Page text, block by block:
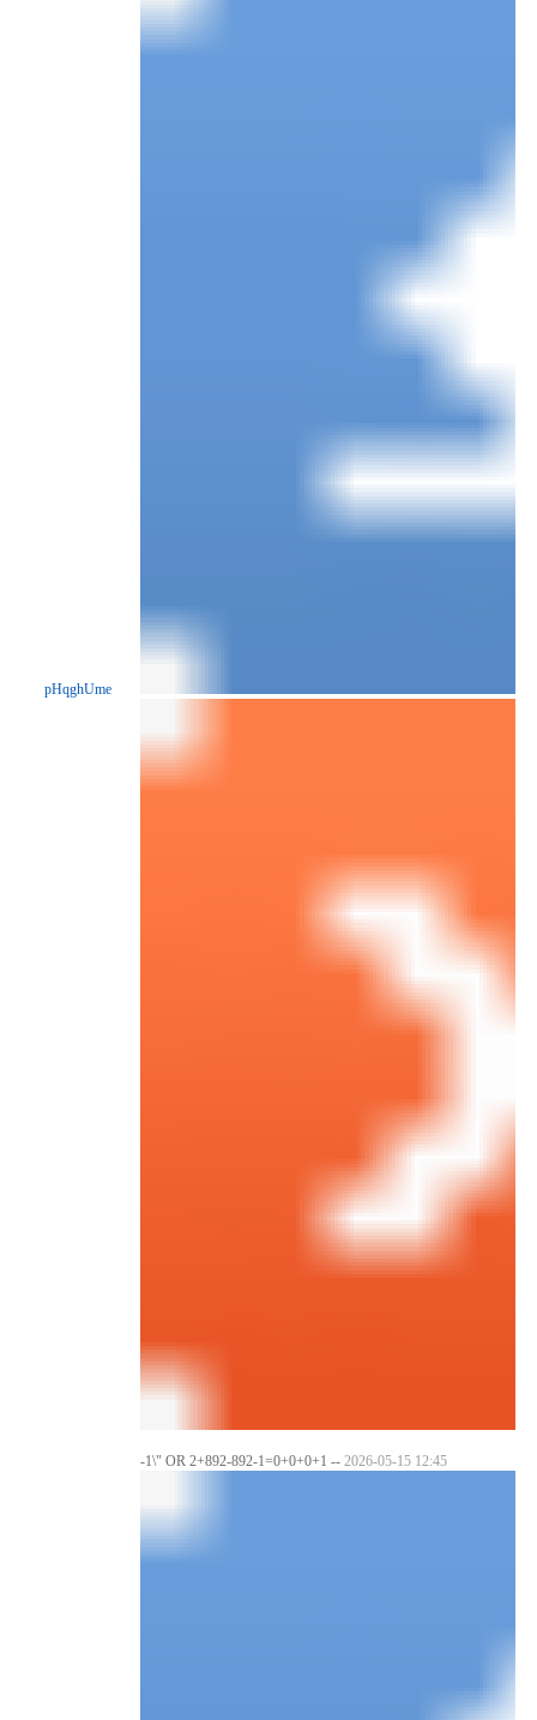
pHqghUme
-1\" OR 2+892-892-1=0+0+0+1 --2026-05-15 12:45